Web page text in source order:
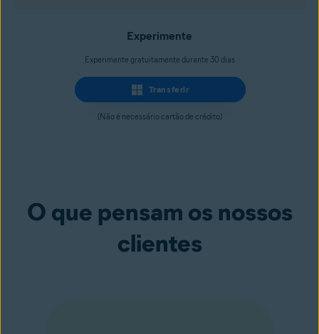
Experimente
Experimente gratuitamente durante 30 dias
Transferir
(Não é necessário cartão de crédito)
O que pensam os nossos
clientes